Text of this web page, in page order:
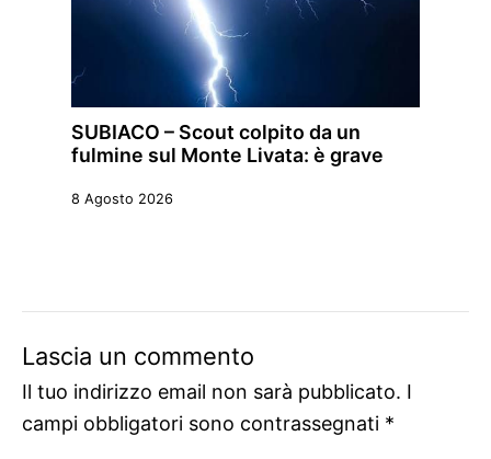
SUBIACO – Scout colpito da un
fulmine sul Monte Livata: è grave
8 Agosto 2026
Lascia un commento
Il tuo indirizzo email non sarà pubblicato. I
campi obbligatori sono contrassegnati *